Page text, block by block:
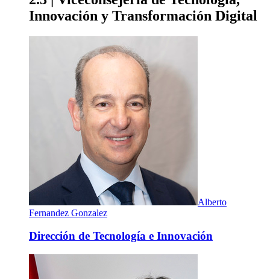
Innovación y Transformación Digital
Alberto
Fernandez Gonzalez
Dirección de Tecnología e Innovación